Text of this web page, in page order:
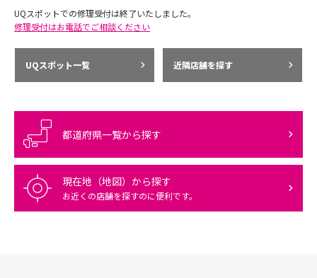
UQスポットでの修理受付は終了いたしました。
修理受付はお電話でご相談ください
UQスポット一覧 近隣店舗を探す
都道府県一覧から探す
現在地（地図）から探す
お近くの店舗を探すのに便利です。